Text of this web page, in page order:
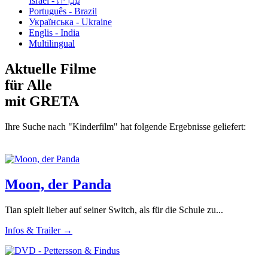
Português - Brazil
Українська - Ukraine
Englis - India
Multilingual
Aktuelle Filme
für Alle
mit GRETA
Ihre Suche nach "Kinderfilm" hat folgende Ergebnisse geliefert:
Moon, der Panda
Tian spielt lieber auf seiner Switch, als für die Schule zu...
Infos & Trailer →